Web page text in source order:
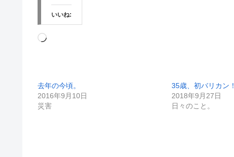
いいね:
読
み
中…
去年の今頃。
2016年9月10日
災害
35歳、初バリカン！
2018年9月27日
日々のこと。